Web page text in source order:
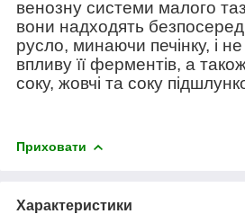
венозну системи малого
вони надходять
русло, минаючи печінку, і
впливу її ферментів, а
соку, жовчі та соку
Приховати
Характеристики